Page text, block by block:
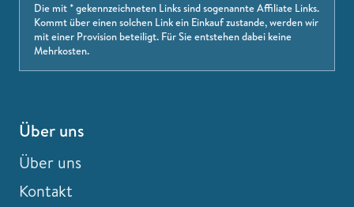
Die mit * gekennzeichneten Links sind sogenannte Affiliate Links.
Kommt über einen solchen Link ein Einkauf zustande, werden wir
mit einer Provision beteiligt. Für Sie entstehen dabei keine
Mehrkosten.
Über uns
Über uns
Kontakt